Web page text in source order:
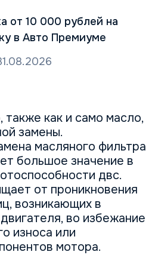
, также как и само масло,
замены.
масляного фильтра
большое значение в
двс.
от проникновения
возникающих в
во избежание
износа или
мотора.
от 10 000 рублей на
в Авто Премиуме